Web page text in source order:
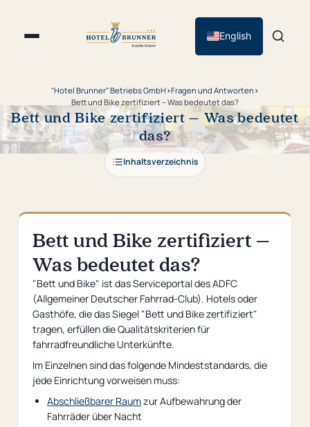
English
"Hotel Brunner" Betriebs GmbH ›Fragen und Antworten ›
Bett und Bike zertifiziert – Was bedeutet das?
Bett und Bike zertifiziert – Was bedeutet
das?
Inhaltsverzeichnis
Bett und Bike zertifiziert –
Was bedeutet das?
"Bett und Bike" ist das Serviceportal des ADFC
(Allgemeiner Deutscher Fahrrad-Club). Hotels oder
Gasthöfe, die das Siegel "Bett und Bike zertifiziert"
tragen, erfüllen die Qualitätskriterien für
fahrradfreundliche Unterkünfte.
Im Einzelnen sind das folgende Mindeststandards, die
jede Einrichtung vorweisen muss:
Abschließbarer Raumzur Aufbewahrung der
Fahrräder über Nacht